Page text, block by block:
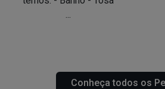
...
Conheça todos os